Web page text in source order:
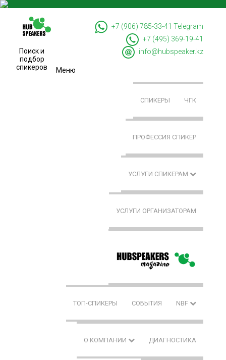
Поиск и
подбор
спикеров
+7 (906) 785-33-41 Telegram
+7 (495) 369-19-41
info@hubspeaker.kz
Меню
СПИКЕРЫ ЧГК
ПРОФЕССИЯ СПИКЕР
УСЛУГИ СПИКЕРАМ
УСЛУГИ ОРГАНИЗАТОРАМ
ТОП-СПИКЕРЫ СОБЫТИЯ NBF
О КОМПАНИИ ДИАГНОСТИКА